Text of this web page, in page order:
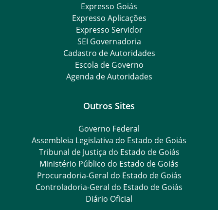
Expresso Goiás
Expresso Aplicações
Expresso Servidor
SEI Governadoria
Cadastro de Autoridades
Escola de Governo
Agenda de Autoridades
Outros Sites
Governo Federal
Assembleia Legislativa do Estado de Goiás
Tribunal de Justiça do Estado de Goiás
Ministério Público do Estado de Goiás
Procuradoria-Geral do Estado de Goiás
Controladoria-Geral do Estado de Goiás
Diário Oficial